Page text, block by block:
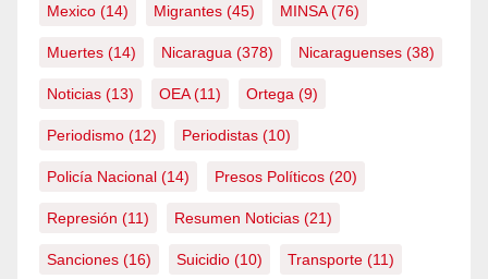
Mexico (14) Migrantes (45) MINSA(76)
Muertes (14) Nicaragua (378) Nicaraguenses (38)
Noticias (13) OEA(11) Ortega (9)
Periodismo (12) Periodistas (10)
Policía Nacional (14) Presos Políticos (20)
Represión (11) Resumen Noticias (21)
Sanciones (16) Suicidio (10) Transporte (11)